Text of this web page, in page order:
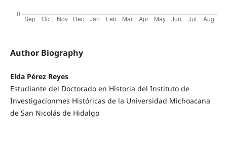
Author Biography
Elda Pérez Reyes
Estudiante del Doctorado en Historia del Instituto de
Investigacionmes Históricas de la Universidad Michoacana
de San Nicolás de Hidalgo